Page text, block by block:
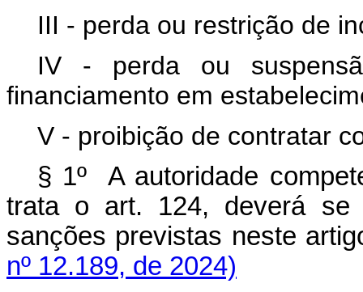
III - perda ou restrição de
IV - perda ou
financiamento em
V - proibição de contratar
§ 1º A autoridade
trata o art. 124, deverá se
sanções previstas neste
nº 12.189, de 2024)